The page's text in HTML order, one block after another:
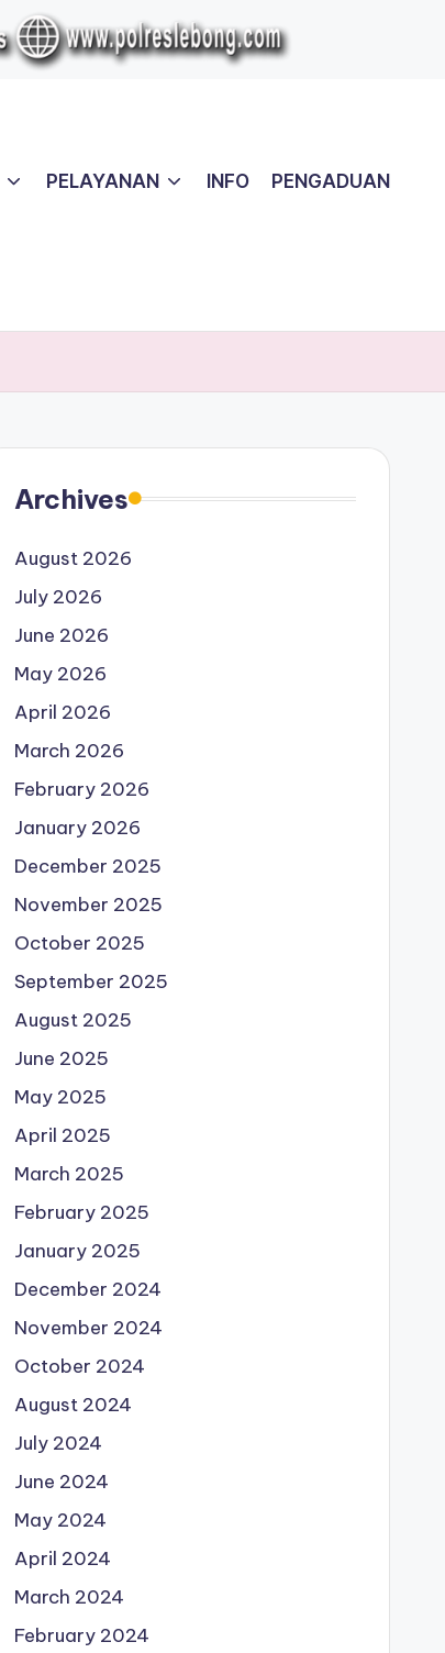
PELAYANAN INFO PENGADUAN
Archives
August 2026
July 2026
June 2026
May 2026
April 2026
March 2026
February 2026
January 2026
December 2025
November 2025
October 2025
September 2025
August 2025
June 2025
May 2025
April 2025
March 2025
February 2025
January 2025
December 2024
November 2024
October 2024
August 2024
July 2024
June 2024
May 2024
April 2024
March 2024
February 2024